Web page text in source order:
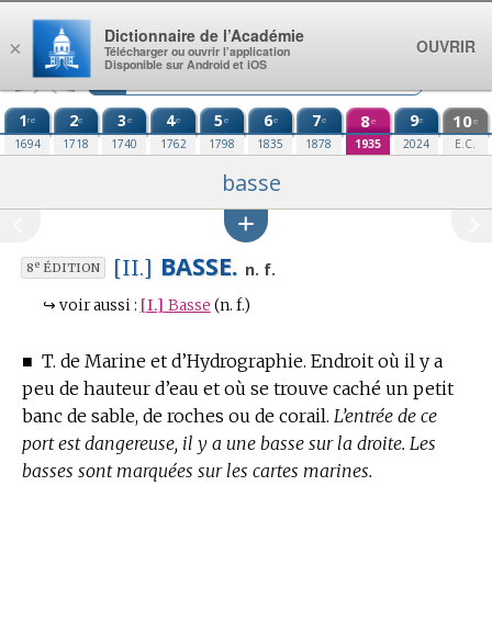
Aller au contenu
1re
1694
2e
1718
3e
1740
4e
1762
5e
1798
6e
1835
7e
1878
8e
1935
9e
2024
10e
E.C.
basse
8eÉDITION [II.] BASSE. n. f.
↪ voir aussi : [I.] Basse (n. f.)
■ T. de Marine et d’Hydrographie. Endroit où il y a
peu de hauteur d’eau et où se trouve caché un petit
banc de sable, de roches ou de corail. L’entrée de ce
port est dangereuse, il y a une basse sur la droite. Les
basses sont marquées sur les cartes marines.
×
Dictionnaire de l’Académie
Télécharger ou ouvrir l’application
Disponible sur Android et iOS
OUVRIR